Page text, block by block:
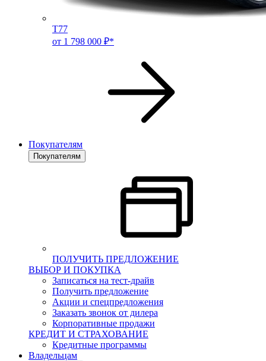
T77
от 1 798 000 ₽*
Покупателям
Покупателям
ПОЛУЧИТЬ ПРЕДЛОЖЕНИЕ
ВЫБОР И ПОКУПКА
Записаться на тест-драйв
Получить предложение
Акции и спецпредложения
Заказать звонок от дилера
Корпоративные продажи
КРЕДИТ И СТРАХОВАНИЕ
Кредитные программы
Владельцам